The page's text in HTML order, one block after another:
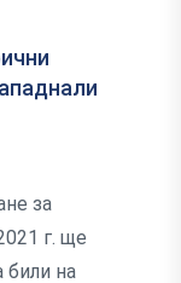
за
г. ще
били на